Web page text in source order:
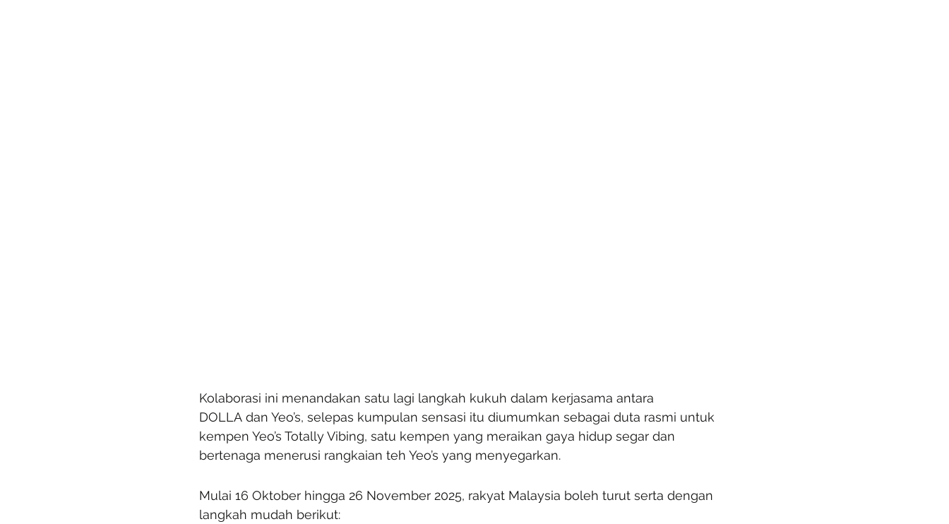
Kolaborasi ini menandakan satu lagi langkah kukuh dalam kerjasama antara
DOLLA dan Yeo’s, selepas kumpulan sensasi itu diumumkan sebagai duta rasmi untuk
kempen Yeo’s Totally Vibing, satu kempen yang meraikan gaya hidup segar dan
bertenaga menerusi rangkaian teh Yeo’s yang menyegarkan.
Mulai 16 Oktober hingga 26 November 2025, rakyat Malaysia boleh turut serta dengan
langkah mudah berikut: